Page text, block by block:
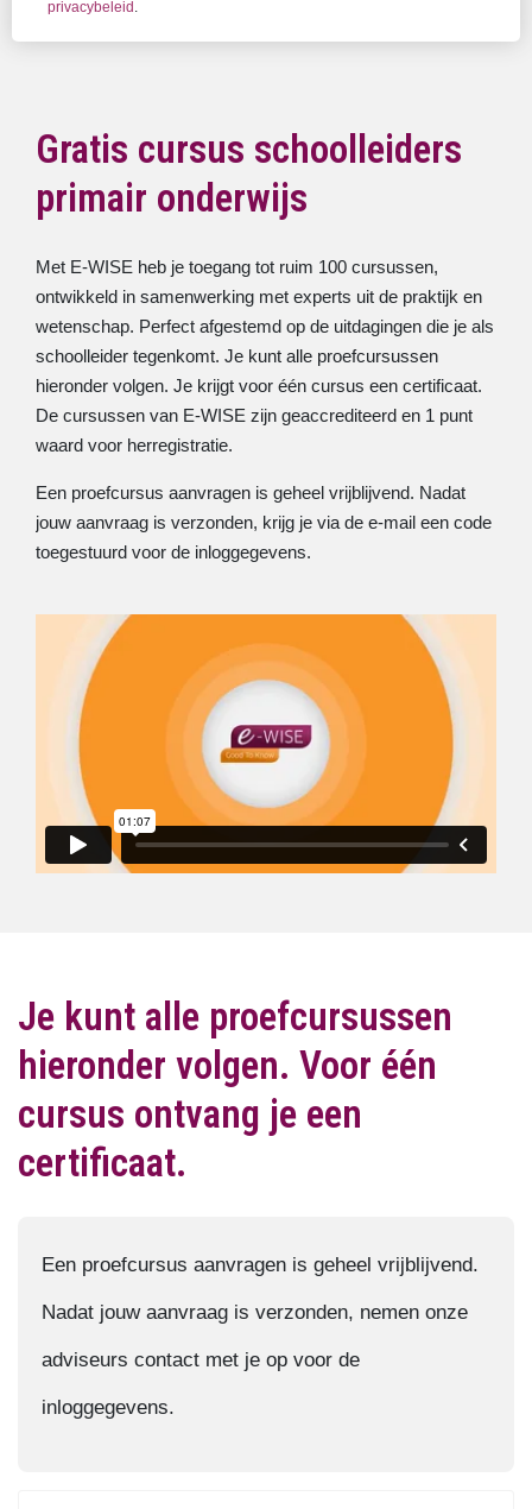
Gratis cursus schoolleiders
primair onderwijs
Met E-WISE heb je toegang tot ruim 100 cursussen,
ontwikkeld in samenwerking met experts uit de praktijk en
wetenschap. Perfect afgestemd op de uitdagingen die je als
schoolleider tegenkomt. Je kunt alle proefcursussen
hieronder volgen. Je krijgt voor één cursus een certificaat.
De cursussen van E-WISE zijn geaccrediteerd en 1 punt
waard voor herregistratie.
Een proefcursus aanvragen is geheel vrijblijvend. Nadat
jouw aanvraag is verzonden, krijg je via de e-mail een code
toegestuurd voor de inloggegevens.
privacybeleid .
Je kunt alle proefcursussen
hieronder volgen. Voor één
cursus ontvang je een
certificaat.
Een proefcursus aanvragen is geheel vrijblijvend.
Nadat jouw aanvraag is verzonden, nemen onze
adviseurs contact met je op voor de
inloggegevens.